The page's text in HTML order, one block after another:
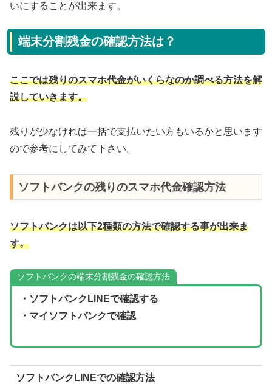
いにすることが出来ます。
端末分割残金の確認方法は？
ここでは残りのスマホ代金がいくらなのか調べる方法を解
説していきます。
残りが少なければ一括で支払いたい方もいるかと思います
ので参考にしてみて下さい。
ソフトバンクの残りのスマホ代金確認方法
ソフトバンクは以下2種類の方法で確認する事が出来ま
す。
ソフトバンクの端末分割残金の確認方法
・ソフトバンクLINEで確認する
・マイソフトバンクで確認
ソフトバンクLINEでの確認方法